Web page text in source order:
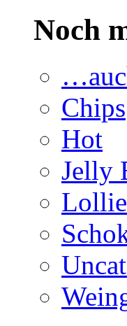
Noch
Chips
Hot
Jelly